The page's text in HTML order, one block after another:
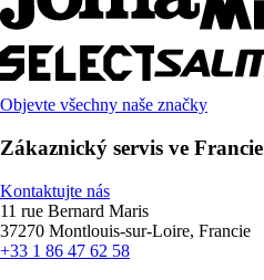
Objevte všechny naše značky
Zákaznický servis ve Francie
Kontaktujte nás
11 rue Bernard Maris
37270 Montlouis-sur-Loire, Francie
+33 1 86 47 62 58